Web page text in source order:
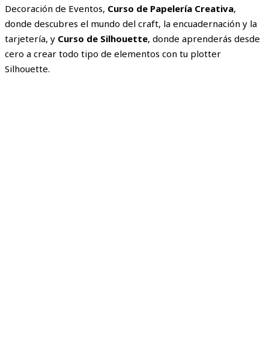
Decoración de Eventos, Curso de Papelería Creativa,
donde descubres el mundo del craft, la encuadernación y la
tarjetería, y Curso de Silhouette, donde aprenderás desde
cero a crear todo tipo de elementos con tu plotter
Silhouette.